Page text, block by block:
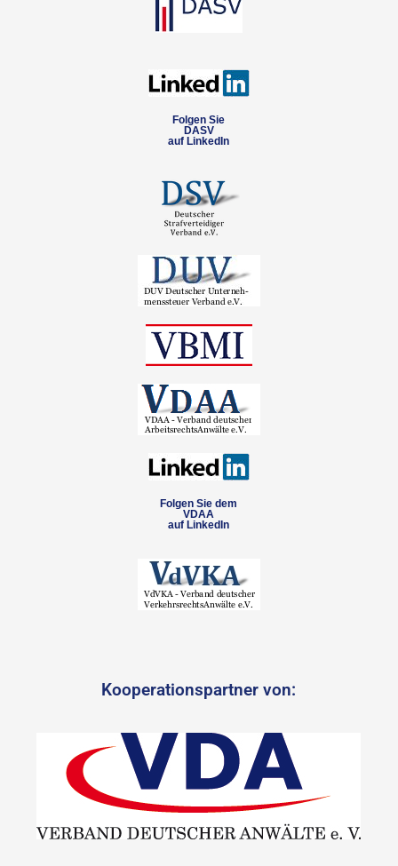
Folgen Sie
DASV
auf LinkedIn
Folgen Sie dem
VDAA
auf LinkedIn
Kooperationspartner von: